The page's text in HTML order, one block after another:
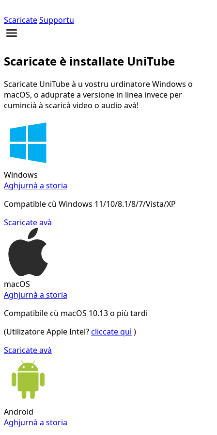
ScaricateSupportu
Scaricate è installate UniTube
Scaricate UniTube à u vostru urdinatore Windows o
macOS, o aduprate a versione in linea invece per
cumincià à scaricà video o audio avà!
Windows
Aghjurnà a storia
Compatible cù Windows 11/10/8.1/8/7/Vista/XP
Scaricate avà
macOS
Aghjurnà a storia
Compatibile cù macOS 10.13 o più tardi
(Utilizatore Apple Intel?cliccate quì )
Scaricate avà
Android
Aghjurnà a storia